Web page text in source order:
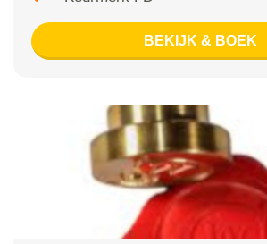
BEKIJK & BOEK